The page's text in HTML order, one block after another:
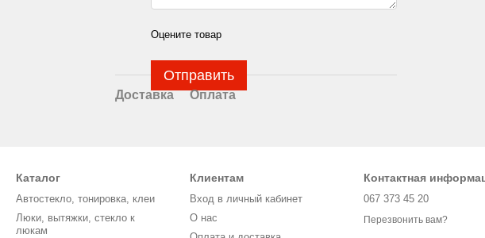
Оцените товар
Отправить
Доставка Оплата
Каталог
Автостекло, тонировка, клеи
Люки, вытяжки, стекло к
люкам
Клиентам
Вход в личный кабинет
О нас
Контактная
067 373 45 20
Перезвонить вам?